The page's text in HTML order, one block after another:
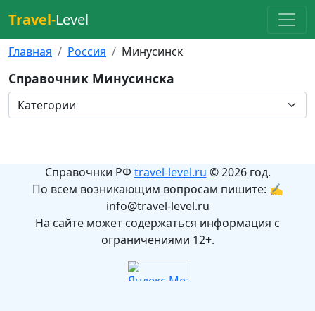
Travel-Level
Главная Россия Минусинск
Справочник Минусинска
Справочнки РФ travel-level.ru © 2026 год.
По всем возникающим вопросам пишите: ✍
info@travel-level.ru
На сайте может содержаться информация с
ограничениями 12+.